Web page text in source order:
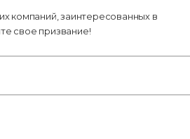
компаний, заинтересованных в
свое призвание!